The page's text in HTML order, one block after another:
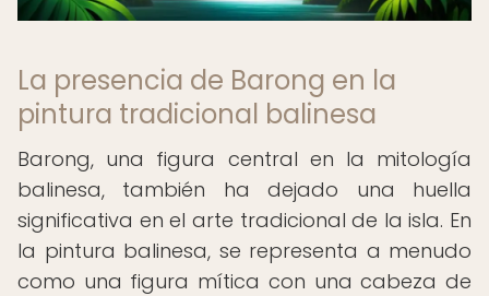
La presencia de Barong en la
pintura tradicional balinesa
Barong, una figura central en la mitología
balinesa, también ha dejado una huella
significativa en el arte tradicional de la isla. En
la pintura balinesa, se representa a menudo
como una figura mítica con una cabeza de